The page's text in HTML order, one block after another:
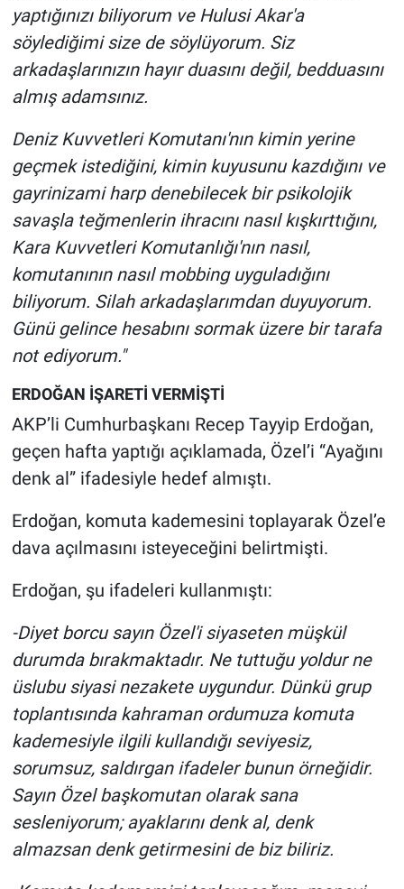
yaptığınızı biliyorum ve Hulusi Akar'a
söylediğimi size de söylüyorum. Siz
arkadaşlarınızın hayır duasını değil, bedduasını
almış adamsınız.
Deniz Kuvvetleri Komutanı'nın kimin yerine
geçmek istediğini, kimin kuyusunu kazdığını ve
gayrinizami harp denebilecek bir psikolojik
savaşla teğmenlerin ihracını nasıl kışkırttığını,
Kara Kuvvetleri Komutanlığı'nın nasıl,
komutanının nasıl mobbing uyguladığını
biliyorum. Silah arkadaşlarımdan duyuyorum.
Günü gelince hesabını sormak üzere bir tarafa
not ediyorum."
ERDOĞAN İŞARETİ VERMİŞTİ
AKP’li Cumhurbaşkanı Recep Tayyip Erdoğan,
geçen hafta yaptığı açıklamada, Özel’i “Ayağını
denk al” ifadesiyle hedef almıştı.
Erdoğan, komuta kademesini toplayarak Özel’e
dava açılmasını isteyeceğini belirtmişti.
Erdoğan, şu ifadeleri kullanmıştı:
-Diyet borcu sayın Özel'i siyaseten müşkül
durumda bırakmaktadır. Ne tuttuğu yoldur ne
üslubu siyasi nezakete uygundur. Dünkü grup
toplantısında kahraman ordumuza komuta
kademesiyle ilgili kullandığı seviyesiz,
sorumsuz, saldırgan ifadeler bunun örneğidir.
Sayın Özel başkomutan olarak sana
sesleniyorum; ayaklarını denk al, denk
almazsan denk getirmesini de biz biliriz.